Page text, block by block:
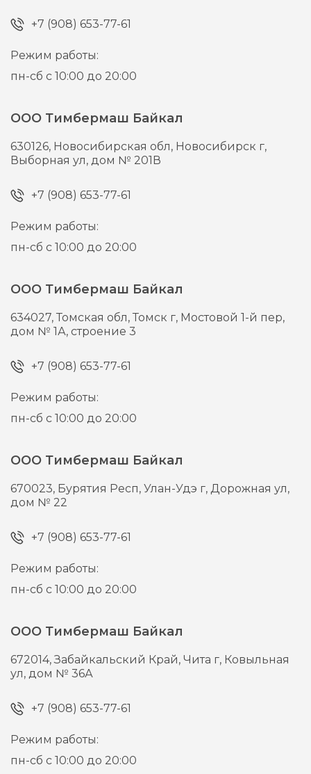
+7 (908) 653-77-61
Режим работы:
пн-сб с 10:00 до 20:00
ООО Тимбермаш Байкал
630126, Новосибирская обл, Новосибирск г,
Выборная ул, дом № 201В
+7 (908) 653-77-61
Режим работы:
пн-сб с 10:00 до 20:00
ООО Тимбермаш Байкал
634027,Томская обл, Томск г, Мостовой 1-й пер,
дом № 1А, строение 3
+7 (908) 653-77-61
Режим работы:
пн-сб с 10:00 до 20:00
ООО Тимбермаш Байкал
670023, Бурятия Респ, Улан-Удэ г,Дорожная ул,
дом № 22
+7 (908) 653-77-61
Режим работы:
пн-сб с 10:00 до 20:00
ООО Тимбермаш Байкал
672014,Забайкальский Край, Чита г, Ковыльная
ул, дом № 36А
+7 (908) 653-77-61
Режим работы:
пн-сб с 10:00 до 20:00